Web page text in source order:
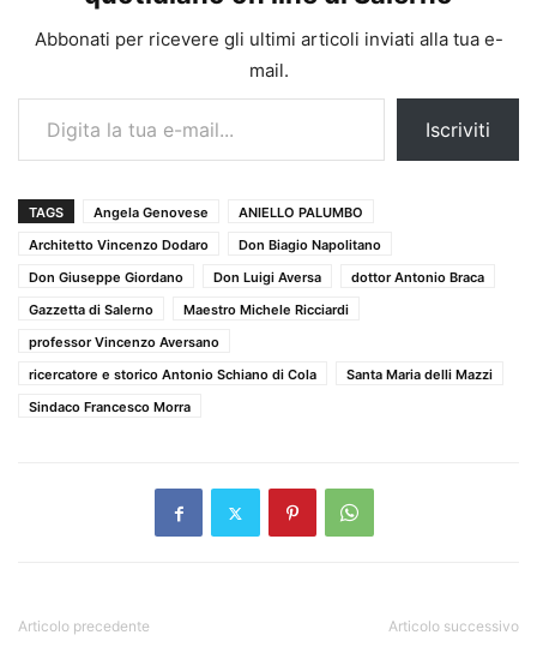
Abbonati per ricevere gli ultimi articoli inviati alla tua e-
mail.
Digita la tua e-mail...
Iscriviti
TAGS Angela Genovese
ANIELLO PALUMBO
Architetto Vincenzo Dodaro
Don Biagio Napolitano
Don Giuseppe Giordano
Don Luigi Aversa
dottor Antonio Braca
Gazzetta di Salerno
Maestro Michele Ricciardi
professor Vincenzo Aversano
ricercatore e storico Antonio Schiano di Cola
Santa Maria delli Mazzi
Sindaco Francesco Morra
Articolo precedente Articolo successivo